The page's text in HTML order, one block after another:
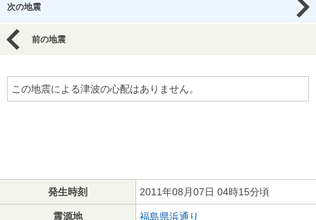
次の地震
前の地震
この地震による津波の心配はありません。
発生時刻 2011年08月07日 04時15分頃
震源地 福島県浜通り